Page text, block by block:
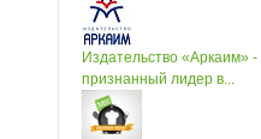
Издательство «Аркаим» -
признанный лидер в...